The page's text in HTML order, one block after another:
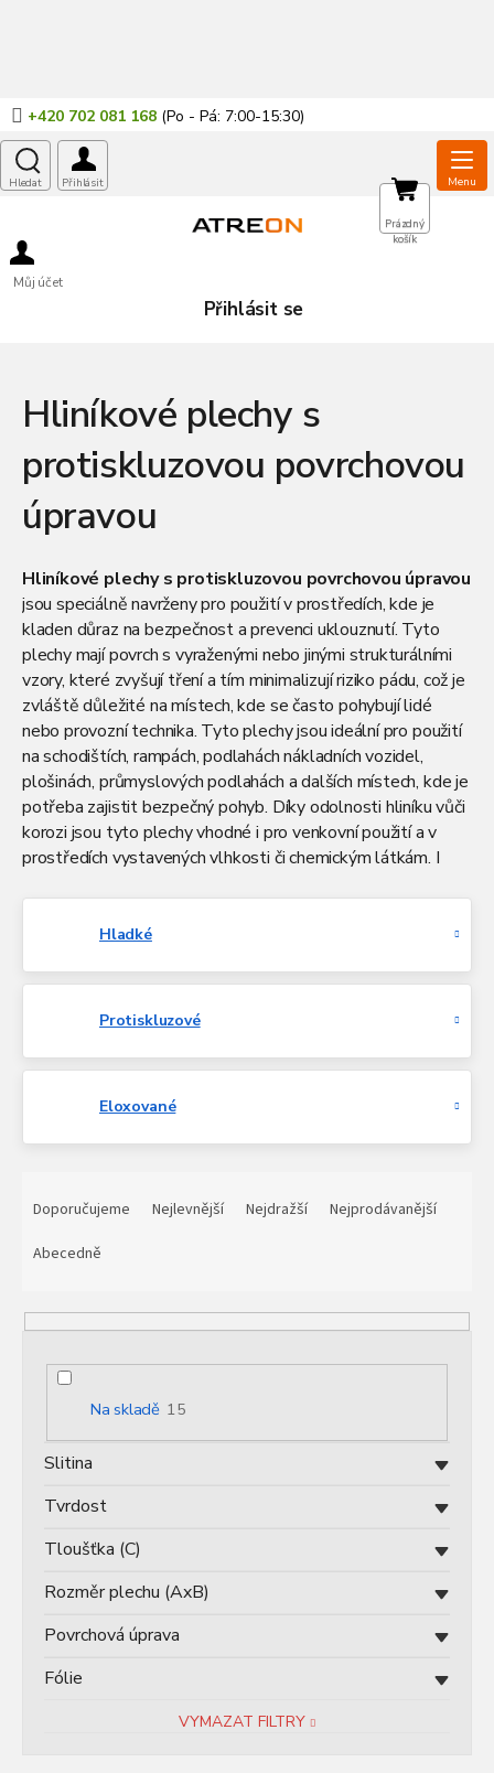
+420 702 081 168
Můj účet
Přihlásit se
NÁKUPNÍ
KOŠÍK
Prázdný
košík
Hliníkové plechy s
protiskluzovou povrchovou
úpravou
Hliníkové plechy s protiskluzovou povrchovou úpravou
jsou speciálně navrženy pro použití v prostředích, kde je
kladen důraz na bezpečnost a prevenci uklouznutí. Tyto
plechy mají povrch s vyraženými nebo jinými strukturálními
vzory, které zvyšují tření a tím minimalizují riziko pádu, což je
zvláště důležité na místech, kde se často pohybují lidé
nebo provozní technika. Tyto plechy jsou ideální pro použití
na schodištích, rampách, podlahách nákladních vozidel,
plošinách, průmyslových podlahách a dalších místech, kde je
potřeba zajistit bezpečný pohyb. Díky odolnosti hliníku vůči
korozi jsou tyto plechy vhodné i pro venkovní použití a v
prostředích vystavených vlhkosti či chemickým látkám. I
zakázku. Doprava po celé ČR je samozřejmostí.
Hladké
Protiskluzové
Eloxované
p
Doporučujeme Nejlevnější Nejdražší
Nejprodávanější
Abecedně
Na skladě 15
Fólie
Povrchová úprava
Rozměr plechu (AxB)
Slitina
Tloušťka (C)
Tvrdost
VYMAZAT FILTRY